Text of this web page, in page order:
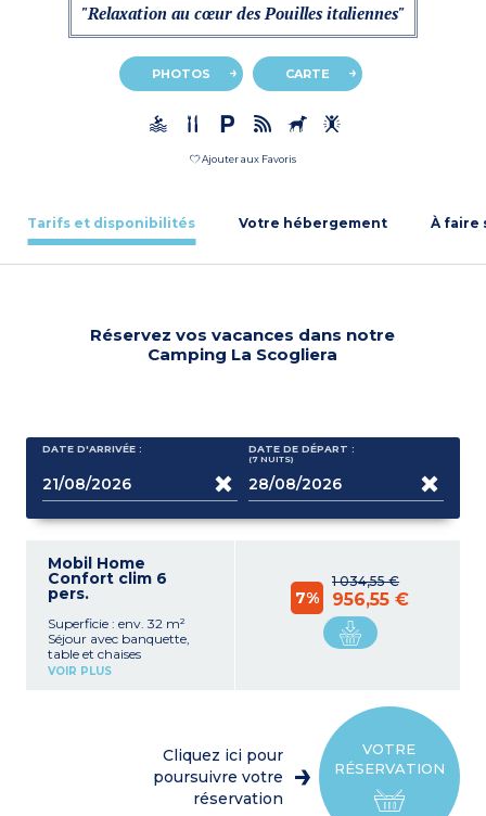
"Relaxation au cœur des Pouilles italiennes"
PHOTOS CARTE
Ajouter aux Favoris
Tarifs et disponibilités Votre hébergement À faire
Réservez vos vacances dans notre
Camping La Scogliera
DATE D'ARRIVÉE : DATE DE DÉPART :
(7 NUITS)
Mobil Home
Confort clim 6
pers.
Superficie : env. 32 m²
Séjour avec banquette,
table et chaises
Coin cuisine (réfrigérateur
1 chambre avec 1 lit double
(140 x 190 ou 160 x 190 cm)
2 chambres avec 2 lits
Salle d'eau avec douche et
VOIR PLUS
1 034,55 €
7% 956,55 €
VOTRE
RÉSERVATION
Cliquez ici pour
poursuivre votre
réservation